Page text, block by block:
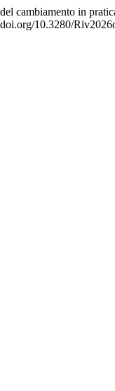
cambiamento in
10.3280/